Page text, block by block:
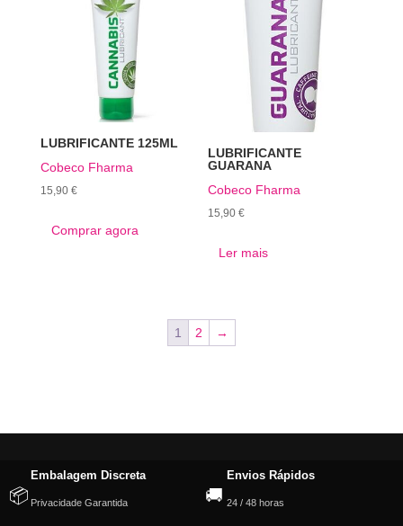
LUBRIFICANTE 125ML
Cobeco Fharma
15,90 €
Comprar agora
LUBRIFICANTE
GUARANA
Cobeco Fharma
15,90€
Ler mais
1 2 →
📦
Embalagem Discreta
Privacidade Garantida 🚚
Envios Rápidos
24 / 48 horas